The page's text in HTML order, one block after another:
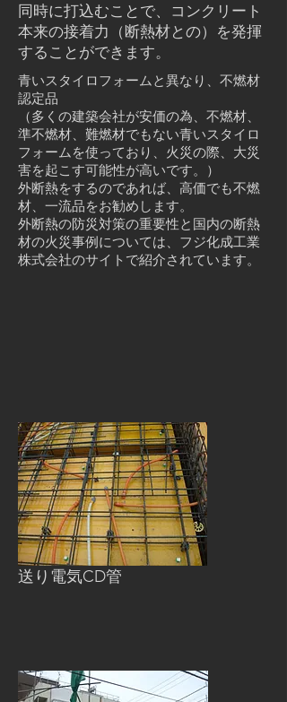
同時に打込むことで、コンクリート
本来の接着力（断熱材との）を発揮
することができます。
青いスタイロフォームと異なり、不燃材
認定品
（多くの建築会社が安価の為、不燃材、
準不燃材、難燃材でもない青いスタイロ
フォームを使っており、火災の際、大災
害を起こす可能性が高いです。）
外断熱をするのであれば、高価でも不燃
材、一流品をお勧めします。
外断熱の防災対策の重要性と国内の断熱
材の火災事例については、フジ化成工業
株式会社のサイトで紹介されています。
送り電気CD管